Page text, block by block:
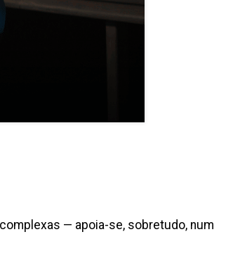
— apoia-se, sobretudo, num